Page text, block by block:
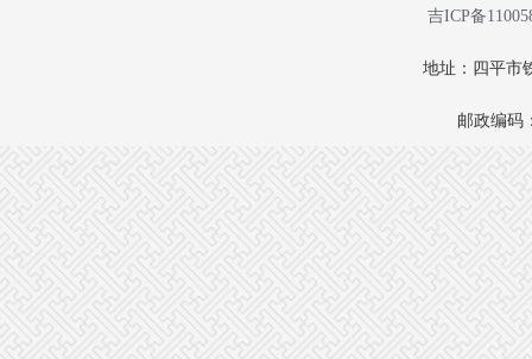
吉ICP备
地址：四平市
邮政编码